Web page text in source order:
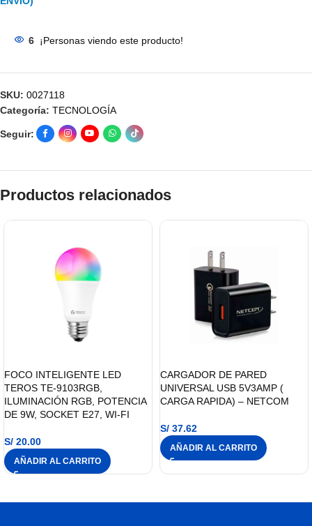
6 ¡Personas viendo este producto!
SKU: 0027118
Categoría: TECNOLOGÍA
Seguir:
Productos relacionados
FOCO INTELIGENTE LED
TEROS TE-9103RGB,
ILUMINACIÓN RGB, POTENCIA
DE 9W, SOCKET E27, WI-FI
S/ 20.00
AÑADIR AL CARRITO
CARGADOR DE PARED
UNIVERSAL USB 5V3AMP (
CARGA RAPIDA) – NETCOM
S/ 37.62
AÑADIR AL CARRITO